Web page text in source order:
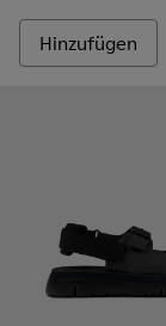
Hinzufügen